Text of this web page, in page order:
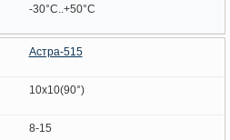
-30°C..+50°C
Астра-515
10x10(90°)
8-15